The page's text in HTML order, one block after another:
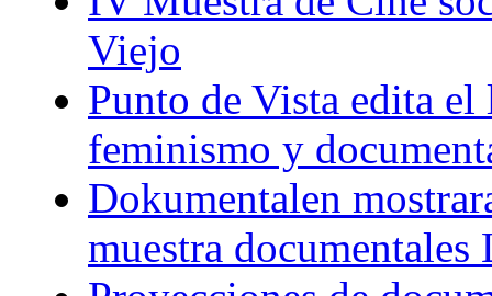
Viejo
Punto de Vista edita
feminismo y
Dokumentalen
muestra documentales